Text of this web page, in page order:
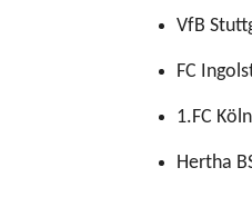
VfB
FC
1.FC
Hertha